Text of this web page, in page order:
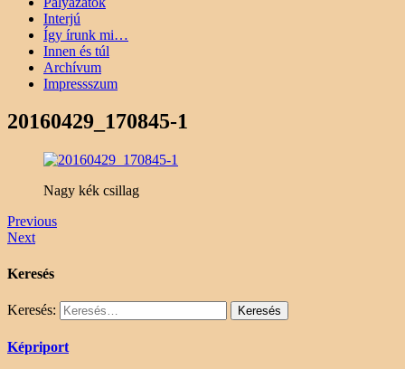
Interjú
Így írunk mi…
Innen és túl
Archívum
Impressszum
20160429_170845-1
Nagy kék csillag
Previous
Next
Keresés
Keresés:
Képriport